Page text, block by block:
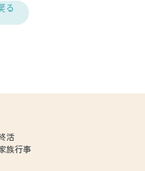
る
活
族行事